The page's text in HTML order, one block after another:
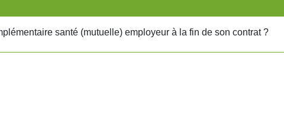
santé (mutuelle) employeur à la fin de son contrat ?